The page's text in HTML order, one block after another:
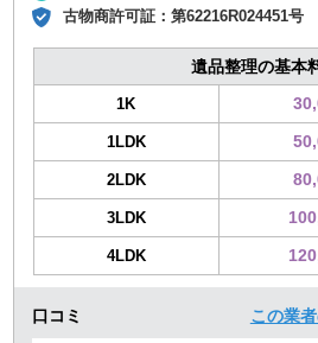
古物商許可証：第62216R024451号
遺品整理の基本
1K
1LDK
2LDK
3LDK
4LDK
口コミ この業